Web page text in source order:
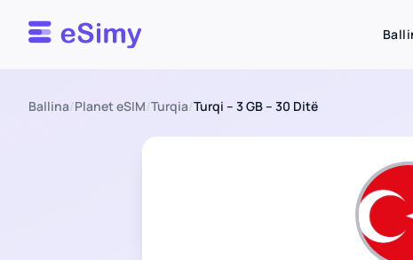
Esimy
Ballina/Planet eSIM/Turqia/Turqi – 3 GB – 30 Ditë